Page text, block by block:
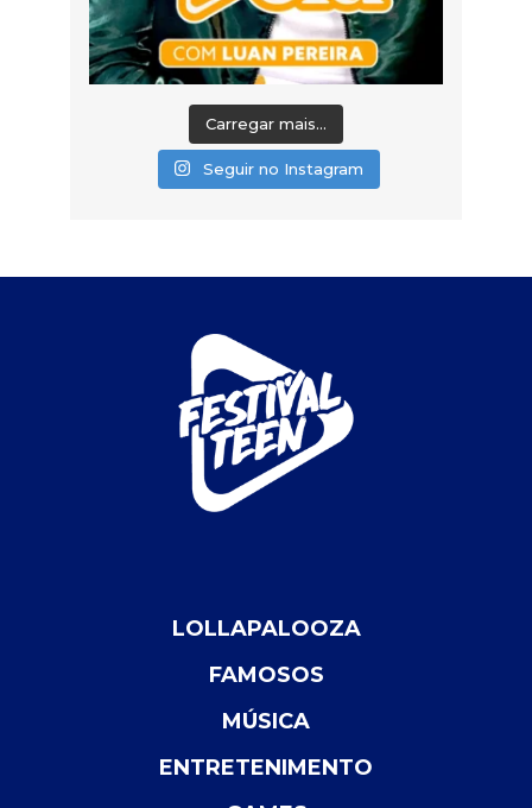
Carregar mais...
Seguir no Instagram
LOLLAPALOOZA
FAMOSOS
MÚSICA
ENTRETENIMENTO